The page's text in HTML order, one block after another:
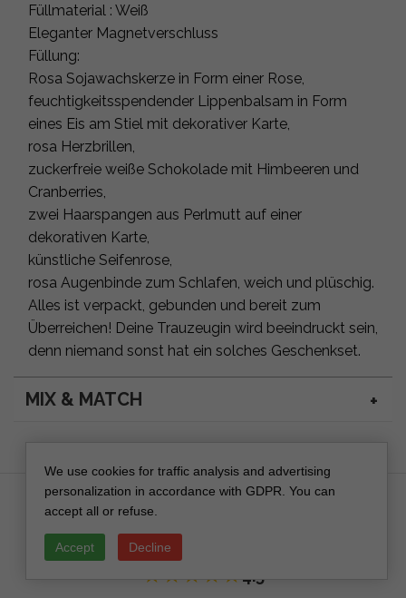
Füllmaterial : Weiß
Eleganter Magnetverschluss
Füllung:
Rosa Sojawachskerze in Form einer Rose,
feuchtigkeitsspendender Lippenbalsam in Form
eines Eis am Stiel mit dekorativer Karte,
rosa Herzbrillen,
zuckerfreie weiße Schokolade mit Himbeeren und
Cranberries,
zwei Haarspangen aus Perlmutt auf einer
dekorativen Karte,
künstliche Seifenrose,
rosa Augenbinde zum Schlafen, weich und plüschig.
Alles ist verpackt, gebunden und bereit zum
Überreichen! Deine Trauzeugin wird beeindruckt sein,
denn niemand sonst hat ein solches Geschenkset.
MIX & MATCH
Reviews (30)
★ ★ ★ ★ ★ 4.5
We use cookies for traffic analysis and advertising
personalization in accordance with GDPR. You can
accept all or refuse.
Accept Decline